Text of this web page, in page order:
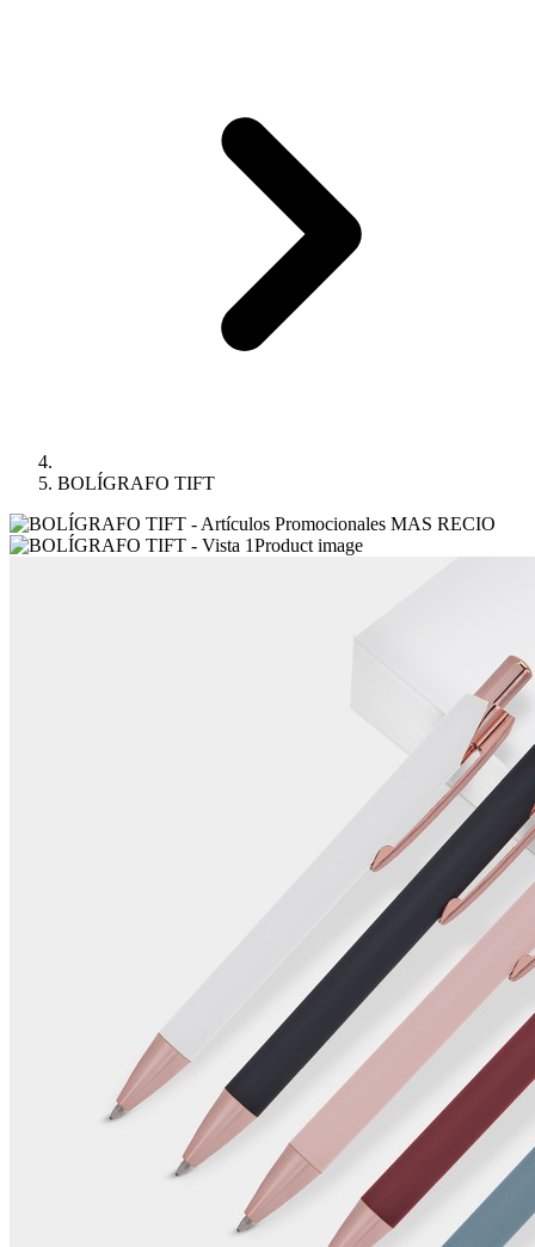
BOLÍGRAFO TIFT
Product image